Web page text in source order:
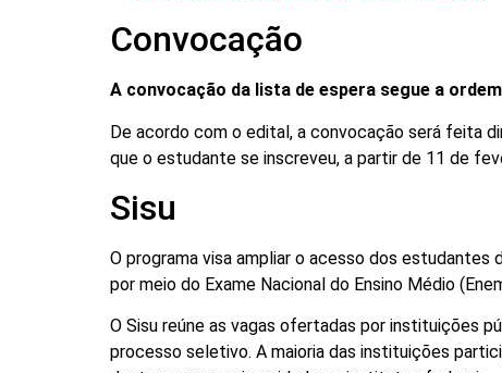
Convocação
A convocação da lista de espera segue a
De acordo com o edital, a convocação será feita
que o estudante se inscreveu, a partir de 11 de
Sisu
O programa visa ampliar o acesso dos
por meio do Exame Nacional do Ensino Médio
O Sisu reúne as vagas ofertadas por instituições
processo seletivo. A maioria das instituições